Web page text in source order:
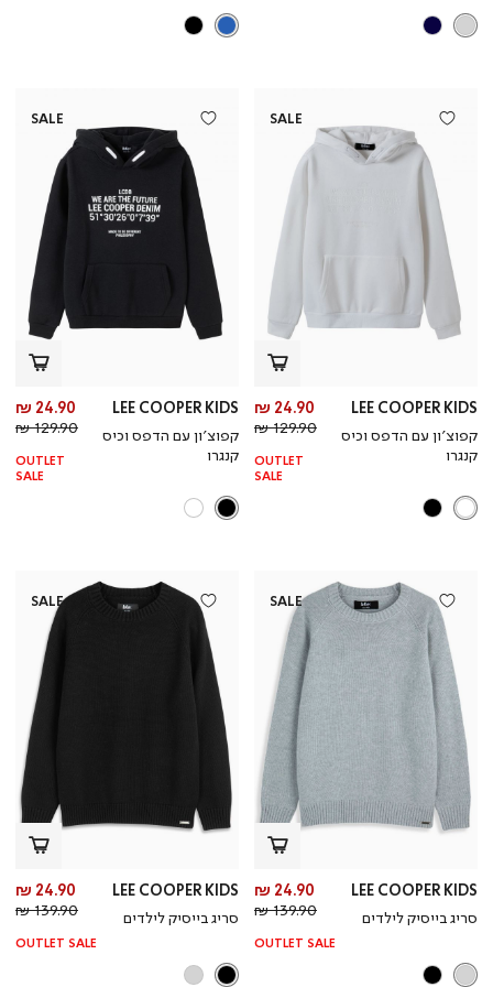
SALE
LEE COOPER KIDS
קפוצ’ון עם הדפס וכיס
קנגרו
מחיר
מוצר
24.90 ₪
מחיר
רגיל
129.90 ₪
OUTLET
SALE
SALE
LEE COOPER KIDS
קפוצ’ון עם הדפס וכיס
קנגרו
24.90 ₪
129.90 ₪
OUTLET
SALE
SALE
LEE COOPER KIDS
סריג בייסיק לילדים
מחיר
מוצר
24.90 ₪
מחיר
רגיל
139.90 ₪
OUTLET SALE
SALE
LEE COOPER KIDS
סריג בייסיק לילדים
24.90 ₪
139.90 ₪
OUTLET SALE